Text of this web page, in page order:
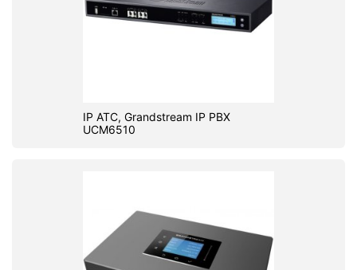
IP АТС, Grandstream IP PBX
UCM6510